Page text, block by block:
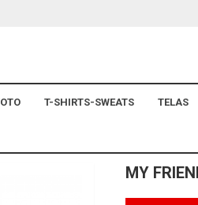
T-SHIRTS-SWEATS TELAS
MY